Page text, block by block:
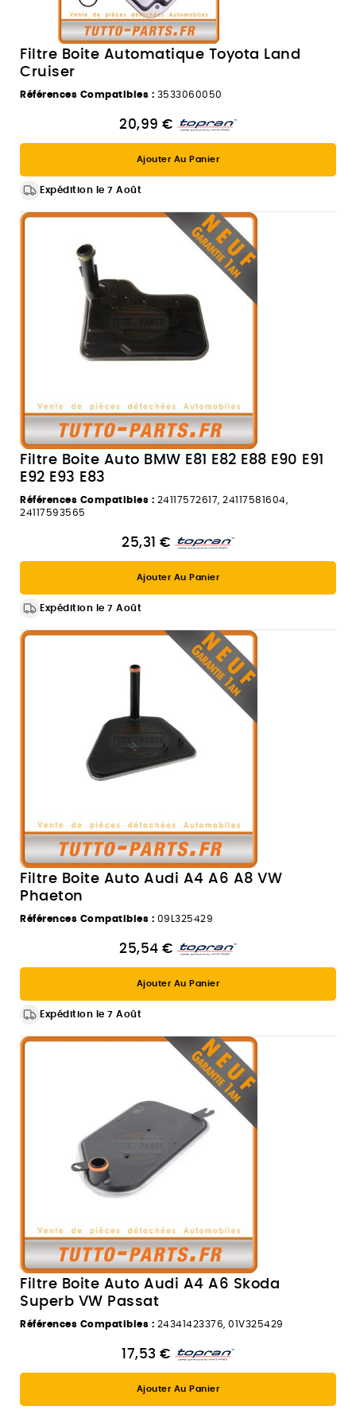
Filtre Boite Automatique Toyota Land
Cruiser
Références Compatibles : 3533060050
20,99 €
Ajouter Au Panier
Expédition le 7 Août
Filtre Boite Auto BMW E81 E82 E88 E90 E91
E92 E93 E83
Références Compatibles : 24117572617, 24117581604,
24117593565
25,31 €
Ajouter Au Panier
Expédition le 7 Août
Filtre Boite Auto Audi A4 A6 A8 VW
Phaeton
Références Compatibles : 09L325429
25,54 €
Ajouter Au Panier
Expédition le 7 Août
Filtre Boite Auto Audi A4 A6 Skoda
Superb VW Passat
Références Compatibles : 24341423376, 01V325429
17,53 €
Ajouter Au Panier